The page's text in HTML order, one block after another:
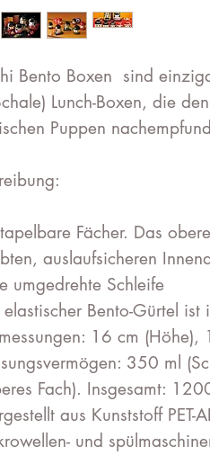
Bento Boxen sind
Lunch-Boxen, die
Puppen
Fächer. Das
auslaufsicheren
umgedrehte Schleife
Bento-Gürtel ist
16 cm (Höhe),
350 ml
Fach). Insgesamt:
aus Kunststoff PET-
und